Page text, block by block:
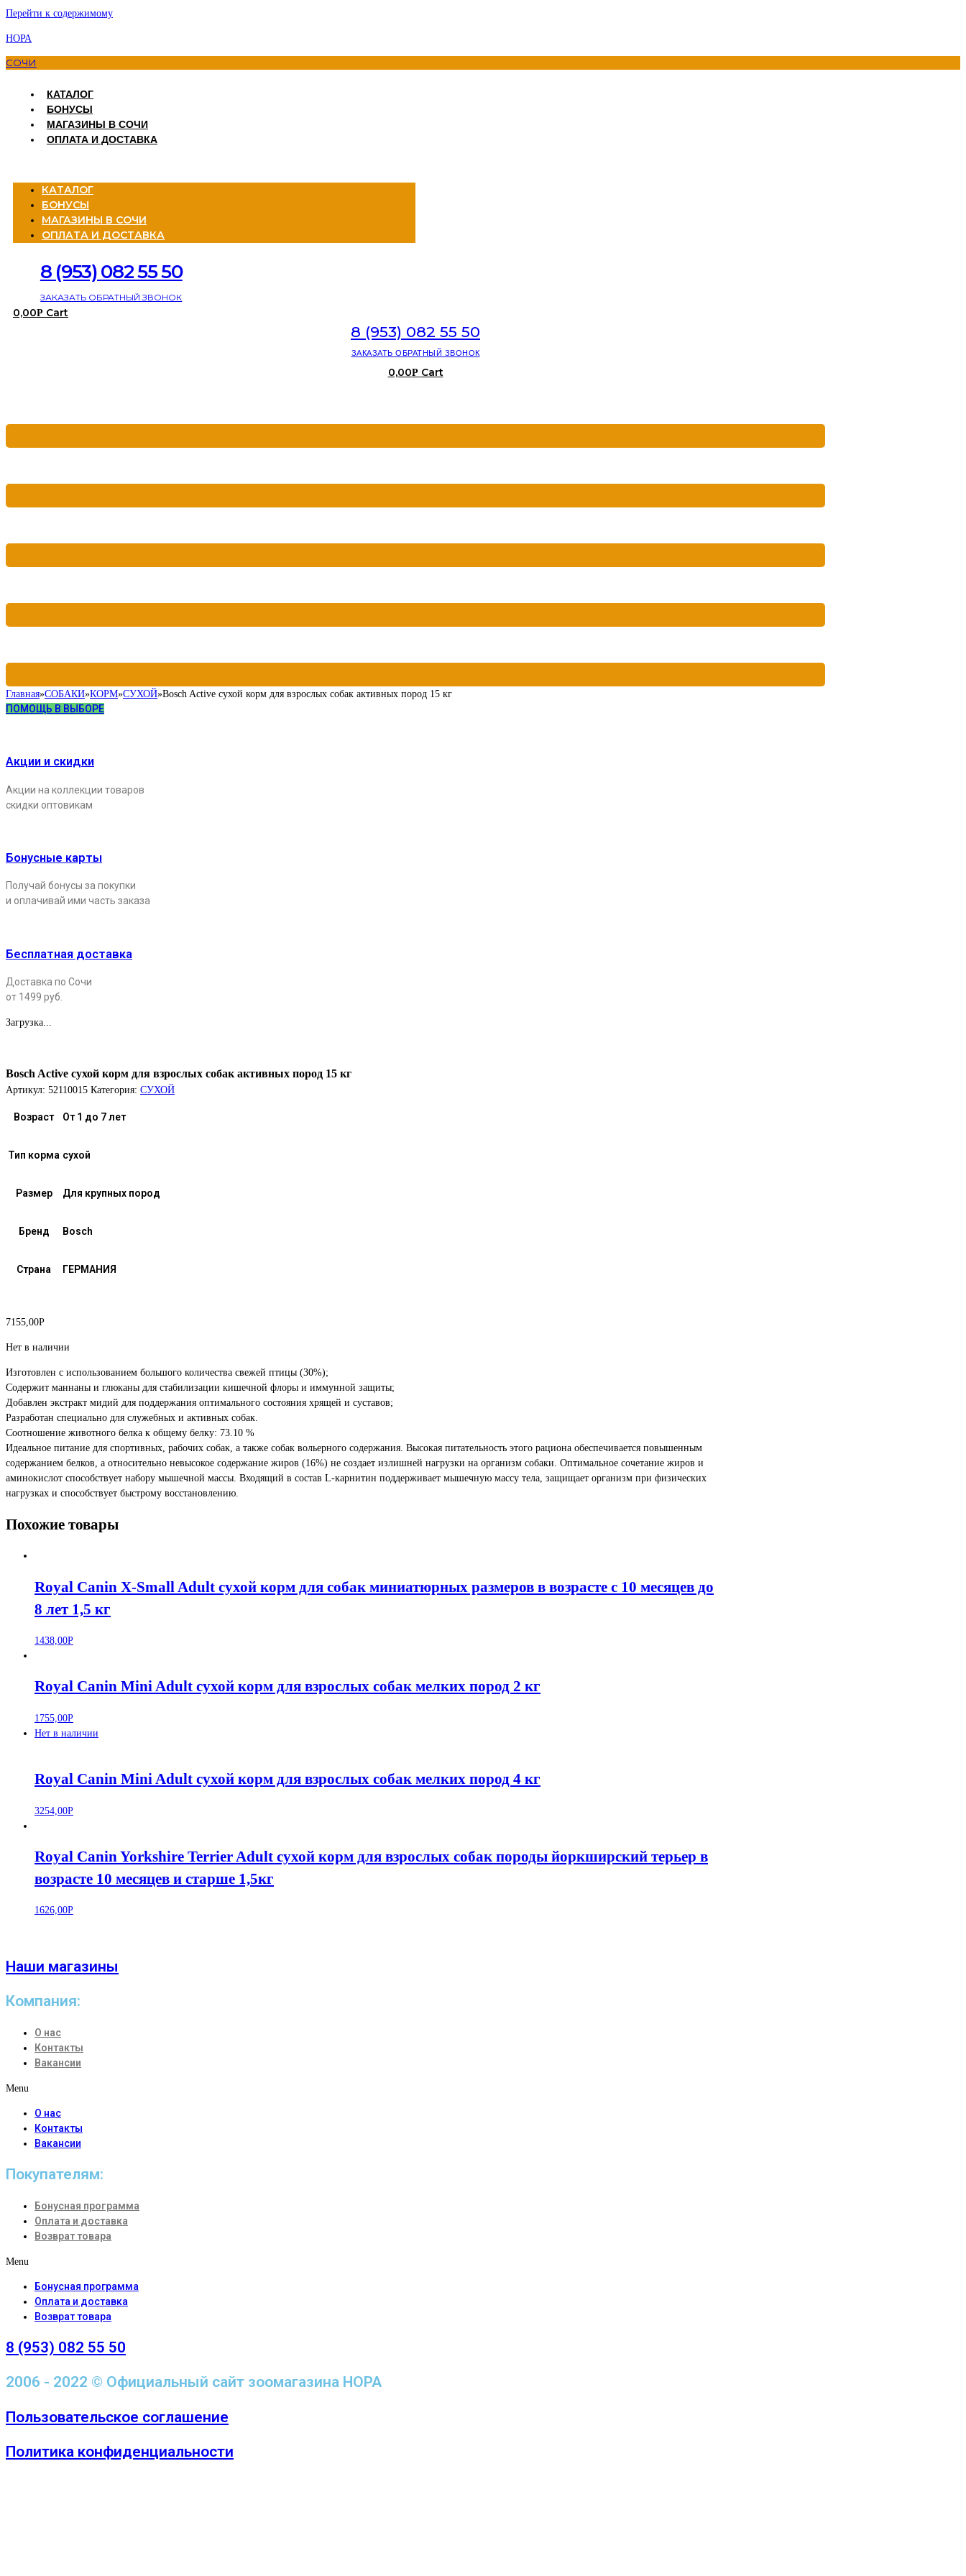
Перейти к содержимому
НОРА
СОЧИ
КАТАЛОГ
БОНУСЫ
МАГАЗИНЫ В СОЧИ
ОПЛАТА И ДОСТАВКА
КАТАЛОГ
БОНУСЫ
МАГАЗИНЫ В СОЧИ
ОПЛАТА И ДОСТАВКА
8 (953) 082 55 50
ЗАКАЗАТЬ ОБРАТНЫЙ ЗВОНОК
0,00Р Cart
8 (953) 082 55 50
ЗАКАЗАТЬ ОБРАТНЫЙ ЗВОНОК
0,00Р Cart
Главная»СОБАКИ»КОРМ»СУХОЙ»Bosch Active сухой корм для взрослых собак активных пород 15 кг
ПОМОЩЬ В ВЫБОРЕ
Акции и скидки
Акции на коллекции товаров
скидки оптовикам
Бонусные карты
Получай бонусы за покупки
и оплачивай ими часть заказа
Бесплатная доставка
Доставка по Сочи
от 1499 руб.
Загрузка...
Bosch Active сухой корм для взрослых собак активных пород 15 кг
Артикул: 52110015 Категория: СУХОЙ
Возраст От 1 до 7 лет
Тип корма сухой
Размер Для крупных пород
Бренд Bosch
Страна ГЕРМАНИЯ
7155,00Р
Нет в наличии
Изготовлен с использованием большого количества свежей птицы (30%);
Содержит маннаны и глюканы для стабилизации кишечной флоры и иммунной защиты;
Добавлен экстракт мидий для поддержания оптимального состояния хрящей и суставов;
Разработан специально для служебных и активных собак.
Соотношение животного белка к общему белку: 73.10 %
Идеальное питание для спортивных, рабочих собак, а также собак вольерного содержания. Высокая питательность этого рациона обеспечивается повышенным
содержанием белков, а относительно невысокое содержание жиров (16%) не создает излишней нагрузки на организм собаки. Оптимальное сочетание жиров и
аминокислот способствует набору мышечной массы. Входящий в состав L-карнитин поддерживает мышечную массу тела, защищает организм при физических
нагрузках и способствует быстрому восстановлению.
Похожие товары
Royal Canin X-Small Adult сухой корм для собак миниатюрных размеров в возрасте c 10 месяцев до
8 лет 1,5 кг
1438,00Р
Royal Canin Mini Adult сухой корм для взрослых собак мелких пород 2 кг
1755,00Р
Нет в наличии
Royal Canin Mini Adult сухой корм для взрослых собак мелких пород 4 кг
3254,00Р
Royal Canin Yorkshire Terrier Adult сухой корм для взрослых собак породы йоркширский терьер в
возрасте 10 месяцев и старше 1,5кг
1626,00Р
Наши магазины
Компания:
О нас
Контакты
Вакансии
Menu
О нас
Контакты
Вакансии
Покупателям:
Бонусная программа
Оплата и доставка
Возврат товара
Menu
Бонусная программа
Оплата и доставка
Возврат товара
8 (953) 082 55 50
2006 - 2022 © Официальный сайт зоомагазина НОРА
Пользовательское соглашение
Политика конфиденциальности